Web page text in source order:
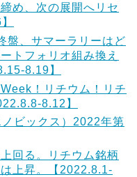
め、次の展開へリセ
盤、サマーラリーはど
トフォリオ組み換え
8.19】
！リチウム！リチ
8.12】
ビックス）2022年第
回る。リチウム銘柄
上昇。【2022.8.1-